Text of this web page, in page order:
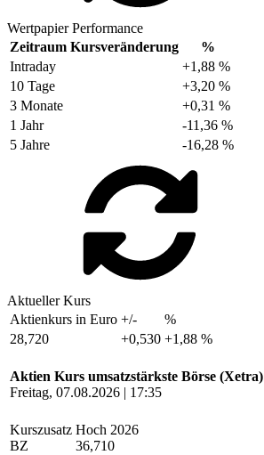
Wertpapier Performance
Zeitraum Kursveränderung
%
Intraday
+1,88 %
10 Tage
+3,20 %
3 Monate
+0,31 %
1 Jahr
-11,36 %
5 Jahre
-16,28 %
Aktueller Kurs
Aktienkurs in Euro +/-
%
28,720
+0,530 +1,88 %
Aktien Kurs umsatzstärkste Börse (Xetra)
Freitag, 07.08.2026 | 17:35
Kurszusatz
BZ
Hoch 2026
36,710